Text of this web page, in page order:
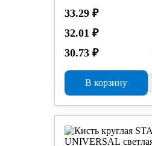
33.29 ₽
32.01 ₽
30.73 ₽
В корзину